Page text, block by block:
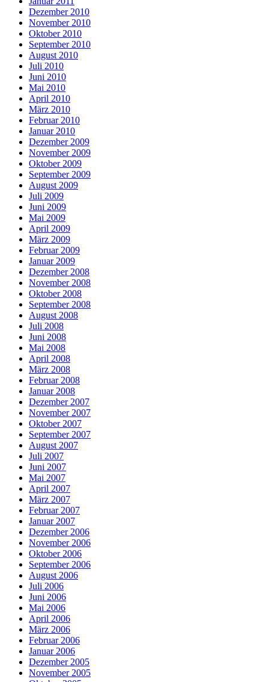
Dezember 2010
November 2010
Oktober 2010
September 2010
August 2010
Juli 2010
Juni 2010
Mai 2010
April 2010
März 2010
Februar 2010
Januar 2010
Dezember 2009
November 2009
Oktober 2009
September 2009
August 2009
Juli 2009
Juni 2009
Mai 2009
April 2009
März 2009
Februar 2009
Januar 2009
Dezember 2008
November 2008
Oktober 2008
September 2008
August 2008
Juli 2008
Juni 2008
Mai 2008
April 2008
März 2008
Februar 2008
Januar 2008
Dezember 2007
November 2007
Oktober 2007
September 2007
August 2007
Juli 2007
Juni 2007
Mai 2007
April 2007
März 2007
Februar 2007
Januar 2007
Dezember 2006
November 2006
Oktober 2006
September 2006
August 2006
Juli 2006
Juni 2006
Mai 2006
April 2006
März 2006
Februar 2006
Januar 2006
Dezember 2005
November 2005